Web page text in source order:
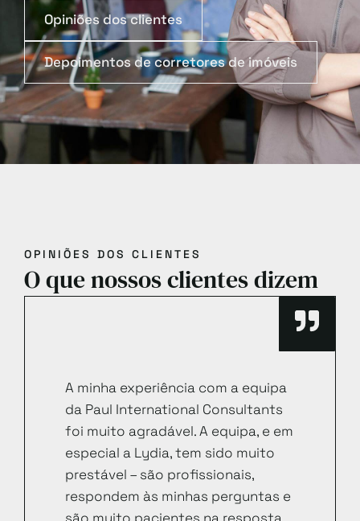
Opiniões dos clientes
Depoimentos de corretores de imóveis
OPINIÕES DOS CLIENTES
O que nossos clientes dizem
A minha experiência com a equipa
da Paul International Consultants
foi muito agradável. A equipa, e em
especial a Lydia, tem sido muito
prestável – são profissionais,
respondem às minhas perguntas e